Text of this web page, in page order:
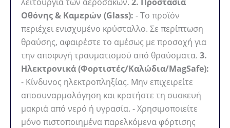
Οθόνης & Καμερών (Glass): - Το προϊόν
περιέχει ενισχυμένο κρύσταλλο. Σε περίπτωση
θραύσης, αφαιρέστε το αμέσως με προσοχή για
την αποφυγή τραυματισμού από θραύσματα. 3.
Ηλεκτρονικά (Φορτιστές/Καλώδια/MagSafe):
- Κίνδυνος ηλεκτροπληξίας. Μην επιχειρείτε
αποσυναρμολόγηση και κρατήστε τη συσκευή
μακριά από νερό ή υγρασία. - Χρησιμοποιείτε
μόνο πιστοποιημένα παρελκόμενα φόρτισης